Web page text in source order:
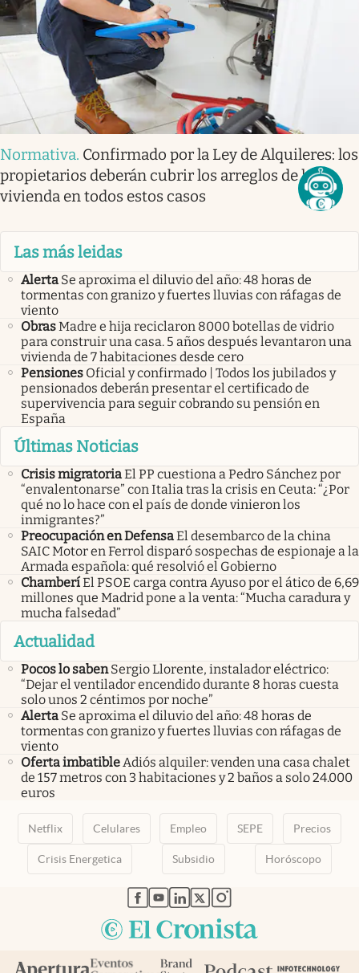
Normativa. Confirmado por la Ley de Alquileres: los
propietarios deberán cubrir los arreglos de la
vivienda en todos estos casos
Las más leidas
Alerta Se aproxima el diluvio del año: 48 horas de
tormentas con granizo y fuertes lluvias con ráfagas de
viento
ObrasMadre e hija reciclaron 8000 botellas de vidrio
para construir una casa. 5 años después levantaron una
vivienda de 7 habitaciones desde cero
Pensiones Oficial y confirmado | Todos los jubilados y
pensionados deberán presentar el certificado de
supervivencia para seguir cobrando su pensión en
España
Últimas Noticias
Crisis migratoriaEl PP cuestiona a Pedro Sánchez por
“envalentonarse” con Italia tras la crisis en Ceuta: “¿Por
qué no lo hace con el país de donde vinieron los
inmigrantes?”
Preocupación en DefensaEl desembarco de la china
SAIC Motor en Ferrol disparó sospechas de espionaje a la
Armada española: qué resolvió el Gobierno
ChamberíEl PSOE carga contra Ayuso por el ático de 6,69
millones que Madrid pone a la venta: “Mucha caradura y
mucha falsedad”
Actualidad
Pocos lo saben Sergio Llorente, instalador eléctrico:
“Dejar el ventilador encendido durante 8 horas cuesta
solo unos 2 céntimos por noche”
Alerta Se aproxima el diluvio del año: 48 horas de
tormentas con granizo y fuertes lluvias con ráfagas de
viento
Oferta imbatibleAdiós alquiler: venden una casa chalet
de 157 metros con 3 habitaciones y 2 baños a solo 24.000
euros
Netflix Celulares Empleo SEPE Precios
Crisis Energetica Subsidio Horóscopo
abre en nueva pestaña
abre en nueva pestaña
abre en nueva pestaña
abre en nueva pestaña
abre en nueva pestaña